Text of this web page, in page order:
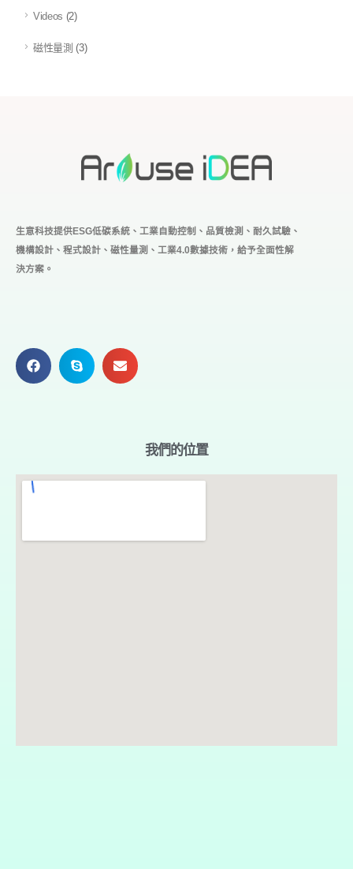
Videos (2)
磁性量測 (3)
生意科技提供ESG低碳系統、工業自動控制、品質檢測、耐久試驗、
機構設計、程式設計、磁性量測、工業4.0數據技術，給予全面性解
決方案。
我們的位置